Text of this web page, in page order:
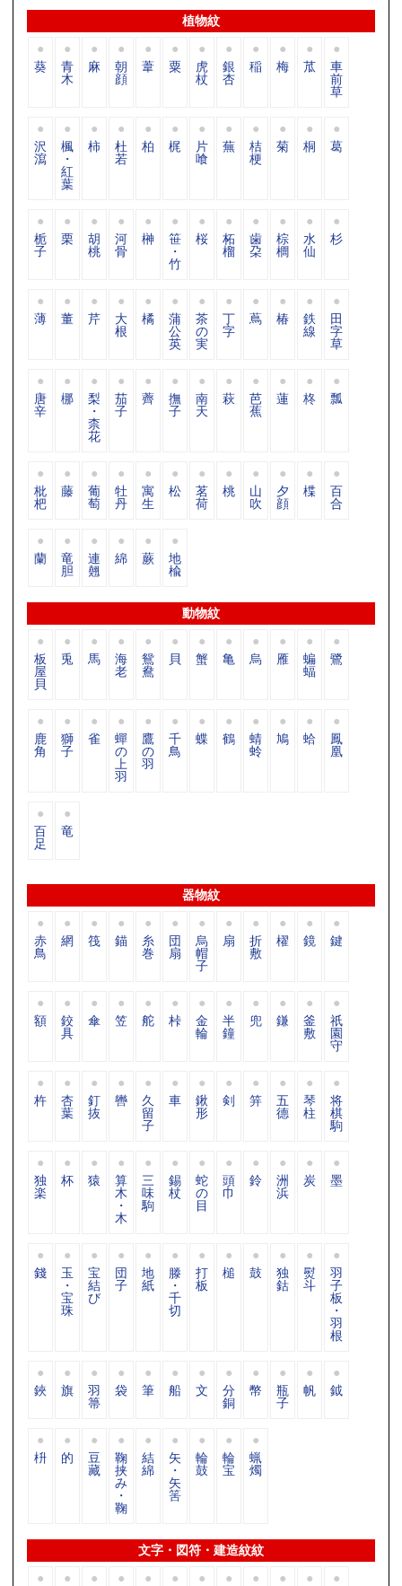
植物紋
葵 青
木
麻 朝
顔
葦 粟 虎
杖
銀
杏
稲 梅 苽 車
前
草
沢
瀉
楓
・
紅
葉
柿 杜
若
柏 梶 片
喰
蕪 桔
梗
菊 桐 葛
栀
子
栗 胡
桃
河
骨
榊 笹
・
竹
桜 柘
榴
歯
朶
棕
櫚
水
仙
杉
薄 董 芹 大
根
橘 蒲
公
英
茶
の
実
丁
字
蔦 椿 鉄
線
田
字
草
唐
辛
梛 梨
・
柰
花
茄
子
薺 撫
子
南
天
萩 芭
蕉
蓮 柊 瓢
枇
杷
藤 葡
萄
牡
丹
寓
生
松 茗
荷
桃 山
吹
夕
顔
楪 百
合
蘭 竜
胆
連
翹
綿 蕨 地
楡
動物紋
板
屋
貝
兎 馬 海
老
鴛
鴦
貝 蟹 亀 烏 雁 蝙
蝠
鷺
鹿
角
獅
子
雀 蟬
の
上
羽
鷹
の
羽
千
鳥
蝶 鶴 蜻
蛉
鳩 蛤 鳳
凰
百
足
竜
器物紋
赤
鳥
網 筏 錨 糸
巻
団
扇
烏
帽
子
扇 折
敷
櫂 鏡 鍵
額 鉸
具
傘 笠 舵 桛 金
輪
半
鐘
兜 鎌 釜
敷
祇
園
守
杵 杏
葉
釘
抜
轡 久
留
子
車 鍬
形
剣 笄 五
德
琴
柱
将
棋
駒
独
楽
杯 猿 算
木
・
木
三
味
駒
錫
杖
蛇
の
目
頭
巾
鈴 洲
浜
炭 墨
錢 玉
・
宝
珠
宝
結
び
団
子
地
紙
滕
・
千
切
打
板
槌 鼓 独
鈷
熨
斗
羽
子
板
・
羽
根
鋏 旗 羽
箒
袋 筆 船 文 分
銅
幣 瓶
子
帆 鉞
枡 的 豆
藏
鞠
挟
み
・
鞠
結
綿
矢
・
矢
筈
輪
鼓
輪
宝
蝋
燭
文字・図符・建造紋紋